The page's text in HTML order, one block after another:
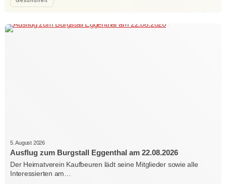
5. August 2026
Ausflug zum Burgstall Eggenthal am 22.08.2026
Der Heimatverein Kaufbeuren lädt seine Mitglieder sowie alle
Interessierten am…